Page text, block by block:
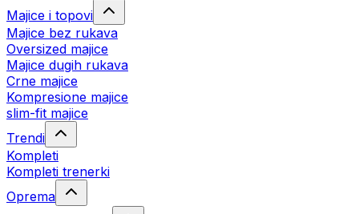
Majice i topovi
Majice bez rukava
Oversized majice
Majice dugih rukava
Crne majice
Kompresione majice
slim-fit majice
Trendi
Kompleti
Kompleti trenerki
Oprema